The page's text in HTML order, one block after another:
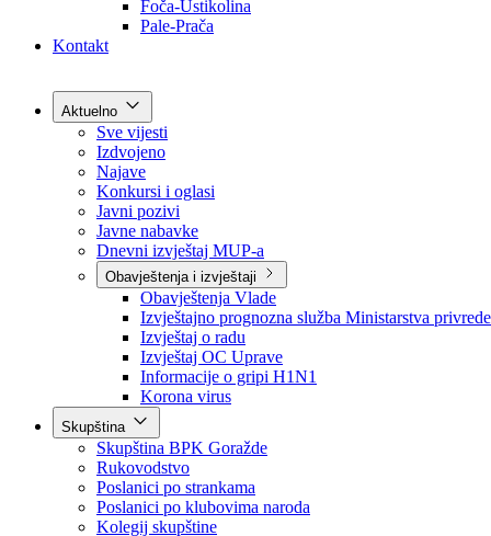
Općine
Kontakt
Aktuelno
Sve vijesti
Izdvojeno
Najave
Konkursi i oglasi
Javni pozivi
Javne nabavke
Dnevni izvještaj MUP-a
Obavještenja i izvještaji
Obavještenja Vlade
Izvještajno prognozna služba Ministarstva privrede
Izvještaj o radu
Izvještaj OC Uprave
Informacije o gripi H1N1
Korona virus
Skupština
Skupština BPK Goražde
Rukovodstvo